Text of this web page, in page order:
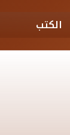
الكتب